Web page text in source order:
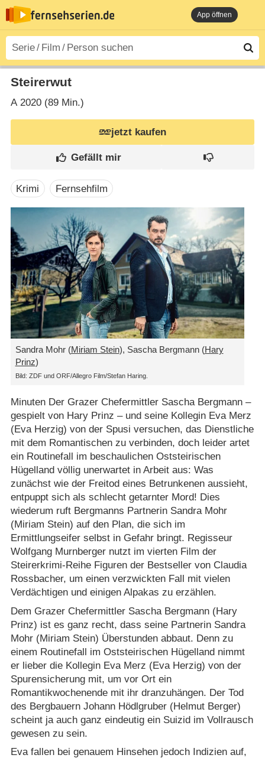
App öffnen
Steirerwut
A2020 (89 Min.)
jetzt kaufen
Krimi Fernsehfilm
Sandra Mohr (Miriam Stein), Sascha Bergmann (Hary
Prinz)
Bild: ZDF und ORF/​Allegro Film/​Stefan Haring.
Minuten Der Grazer Chefermittler Sascha Bergmann –
gespielt von Hary Prinz – und seine Kollegin Eva Merz
(Eva Herzig) von der Spusi versuchen, das Dienstliche
mit dem Romantischen zu verbinden, doch leider artet
ein Routinefall im beschaulichen Oststeirischen
Hügelland völlig unerwartet in Arbeit aus: Was
zunächst wie der Freitod eines Betrunkenen aussieht,
entpuppt sich als schlecht getarnter Mord! Dies
wiederum ruft Bergmanns Partnerin Sandra Mohr
(Miriam Stein) auf den Plan, die sich im
Ermittlungseifer selbst in Gefahr bringt. Regisseur
Wolfgang Murnberger nutzt im vierten Film der
Steirerkrimi-Reihe Figuren der Bestseller von Claudia
Rossbacher, um einen verzwickten Fall mit vielen
Verdächtigen und einigen Alpakas zu erzählen.
Dem Grazer Chefermittler Sascha Bergmann (Hary
Prinz) ist es ganz recht, dass seine Partnerin Sandra
Mohr (Miriam Stein) Überstunden abbaut. Denn zu
einem Routinefall im Oststeirischen Hügelland nimmt
er lieber die Kollegin Eva Merz (Eva Herzig) von der
Spurensicherung mit, um vor Ort ein
Romantikwochenende mit ihr dranzuhängen. Der Tod
des Bergbauern Johann Hödlgruber (Helmut Berger)
scheint ja auch ganz eindeutig ein Suizid im Vollrausch
gewesen zu sein.
Eva fallen bei genauem Hinsehen jedoch Indizien auf,